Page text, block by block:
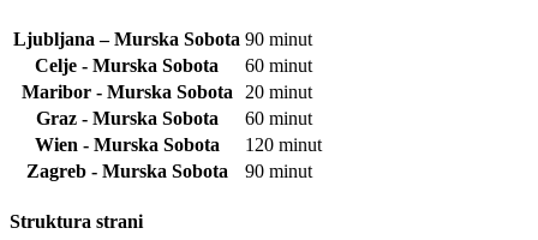
Ljubljana – Murska Sobota 90 minut
Celje - Murska Sobota
60 minut
Maribor - Murska Sobota
20 minut
Graz - Murska Sobota
60 minut
Wien - Murska Sobota
120 minut
Zagreb - Murska Sobota
90 minut
Struktura strani